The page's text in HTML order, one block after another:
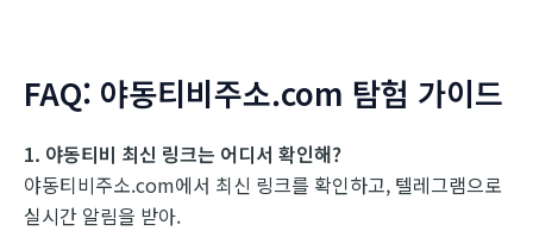
FAQ: 야동티비주소.com 탐험 가이드
1. 야동티비 최신 링크는 어디서 확인해?
야동티비주소.com에서 최신 링크를 확인하고, 텔레그램으로
실시간 알림을 받아.